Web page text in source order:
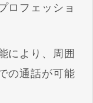
ロフェッショ
により、周囲
の通話が可能